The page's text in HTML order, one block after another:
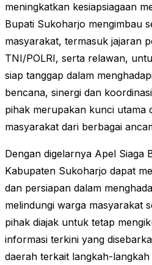
meningkatkan kesiapsiagaan
Bupati Sukoharjo mengimbau
masyarakat, termasuk jajaran
TNI/POLRI, serta relawan,
siap tanggap dalam
bencana, sinergi dan
pihak merupakan kunci utama
masyarakat dari berbagai
Dengan digelarnya Apel Siaga
Kabupaten Sukoharjo dapat
dan persiapan dalam
melindungi warga masyarakat
pihak diajak untuk tetap
informasi terkini yang
daerah terkait langkah-